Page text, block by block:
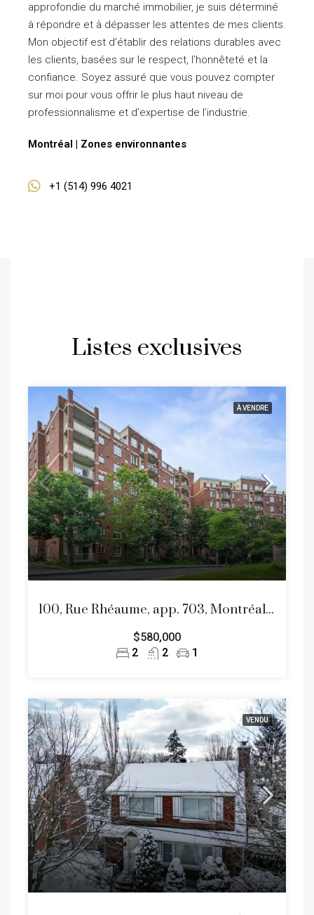
approfondie du marché immobilier, je suis déterminé
à répondre et à dépasser les attentes de mes clients.
Mon objectif est d’établir des relations durables avec
les clients, basées sur le respect, l’honnêteté et la
confiance. Soyez assuré que vous pouvez compter
sur moi pour vous offrir le plus haut niveau de
professionnalisme et d’expertise de l’industrie.
Montréal | Zones environnantes
+1 (514) 996 4021
Listes exclusives
À VENDRE
100, Rue Rhéaume, app. 703, Montréal (Verdun/Île-des-Soeurs)
$580,000
2
2 1
VENDU